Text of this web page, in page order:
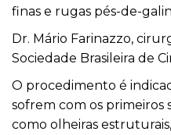
finas e rugas pés-de-
Dr. Mário Farinazzo,
Sociedade Brasileira de
O procedimento é
sofrem com os primeiros
como olheiras